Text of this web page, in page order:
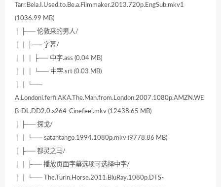
Tarr.Bela.I.Used.to.Be.a.Filmmaker.2013.720p.EngSub.mkv1
(1036.99 MB)
│ ├── 伦敦来的男人/
│ │ ├── 字幕/
│ │ │ ├── 中字.ass (0.04 MB)
│ │ │ └── 中字.srt (0.03 MB)
│ │ └──
A.Londoni.ferfi.AKA.The.Man.from.London.2007.1080p.AMZN.WE
B-DL.DD2.0.x264-Cinefeel.mkv (12438.65 MB)
│ ├── 探戈/
│ │ └── satantango.1994.1080p.mkv (9778.86 MB)
│ ├── 都灵之马/
│ │ ├── 播放页面字幕选项可选择中字/
│ │ └── The.Turin.Horse.2011.BluRay.1080p.DTS-